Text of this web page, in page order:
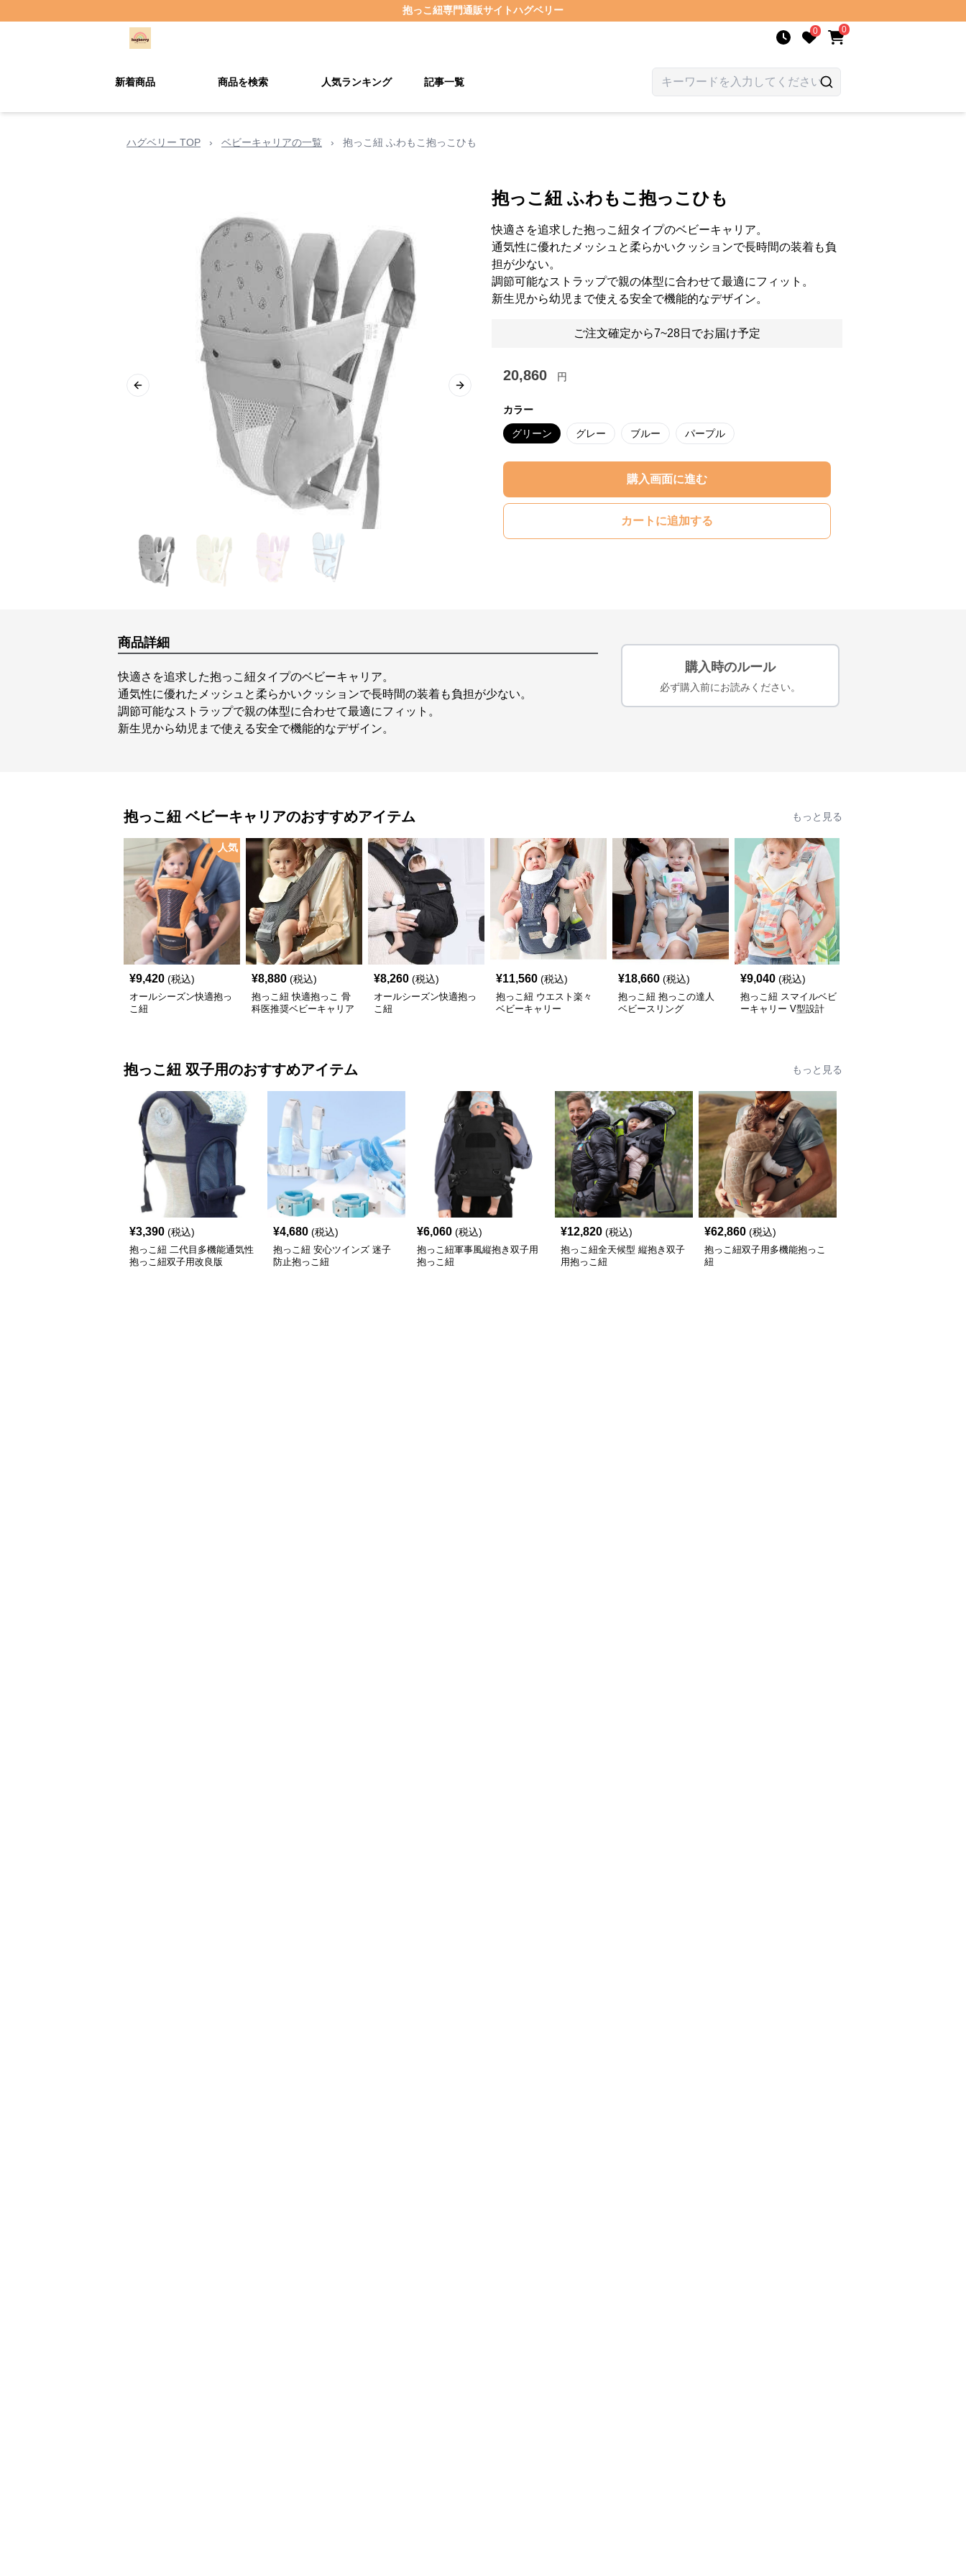
抱っこ紐専門通販サイトハグベリー
0 0
新着商品 商品を検索 人気ランキング 記事一覧
ハグベリー TOP › ベビーキャリアの一覧 › 抱っこ紐 ふわもこ抱っこひも
Previous slide Next slide
抱っこ紐 ふわもこ抱っこひも
快適さを追求した抱っこ紐タイプのベビーキャリア。
通気性に優れたメッシュと柔らかいクッションで長時間の装着も負
担が少ない。
調節可能なストラップで親の体型に合わせて最適にフィット。
新生児から幼児まで使える安全で機能的なデザイン。
ご注文確定から7~28日でお届け予定
20,860 円
カラー
グリーン グレー ブルー パープル
購入画面に進む
カートに追加する
商品詳細
快適さを追求した抱っこ紐タイプのベビーキャリア。
通気性に優れたメッシュと柔らかいクッションで長時間の装着も負担が少ない。
調節可能なストラップで親の体型に合わせて最適にフィット。
新生児から幼児まで使える安全で機能的なデザイン。
購入時のルール
必ず購入前にお読みください。
抱っこ紐 ベビーキャリアのおすすめアイテム もっと見る
人気
¥9,420 (税込)
オールシーズン快適抱っ
こ紐
¥8,880 (税込)
抱っこ紐 快適抱っこ 骨
科医推奨ベビーキャリア
¥8,260 (税込)
オールシーズン快適抱っ
こ紐
¥11,560 (税込)
抱っこ紐 ウエスト楽々
ベビーキャリー
¥18,660 (税込)
抱っこ紐 抱っこの達人
ベビースリング
¥9,040 (税込)
抱っこ紐 スマイルベビ
ーキャリー V型設計
抱っこ紐 双子用のおすすめアイテム もっと見る
¥3,390 (税込)
抱っこ紐 二代目多機能通気性
抱っこ紐双子用改良版
¥4,680 (税込)
抱っこ紐 安心ツインズ 迷子
防止抱っこ紐
¥6,060 (税込)
抱っこ紐軍事風縦抱き双子用
抱っこ紐
¥12,820 (税込)
抱っこ紐全天候型 縦抱き双子
用抱っこ紐
¥62,860 (税込)
抱っこ紐双子用多機能抱っこ
紐